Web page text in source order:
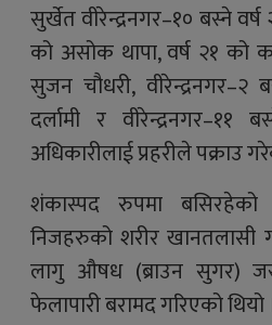
सुर्खेत वीरेन्द्रनगर–१० बस्ने
को असोक थापा, वर्ष २१ को
सुजन चौधरी, वीरेन्द्रनगर–२
दर्लामी र
अधिकारीलाई प्रहरीले पक्राउ
शंकास्पद रुपमा बसिरहेको
निजहरुको शरीर खानतलासी
लागु औषध (ब्राउन सुगर)
फेलापारी बरामद गरिएको थियो